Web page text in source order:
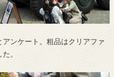
ンケート。粗品はクリアファ
。